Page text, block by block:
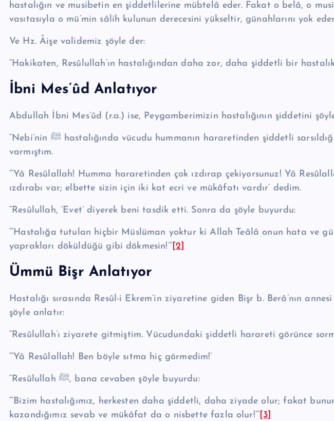
hastalığın ve musibetin en şiddetlilerine mübtelâ eder. Fakat o belâ, o
vasıtasıyla o mü’min sâlih kulunun derecesini yükseltir, günahlarını yok
Ve Hz. Âişe validemiz şöyle der:
“Hakikaten, Re­sû­lul­lah’ın hastalığından daha zor, daha şiddetli bir
İbni Mes’ûd Anlatıyor
Abdullah İbni Mes’ûd (r.a.) ise, Pey­gam­be­ri­mizin hastalığının şiddetini
“Nebi’nin ﷺ hastalığında vücudu hummanın hararetinden şiddetli sar­­sıldığı sırada huzuruna
varmıştım.
“‘Yâ Re­sû­lal­lah! Humma hararetinden çok ızdırap çekiyorsunuz! Yâ
ızdırabı var; elbette sizin için iki kat ecri ve mükâ­fatı vardır’ dedim.
“Re­sû­lul­lah, ‘Evet’ diyerek beni tasdik etti. Sonra da şöyle buyurdu:
“‘Hastalığa tutulan hiçbir Müslüman yoktur ki Allah Teâlâ onun hata ve
yaprakları döküldüğü gibi dökmesin!’”[2]
Ümmü Bişr Anlatıyor
Hastalığı sırasında Resûl-i Ekrem’in ziyaretine giden Bişr b. Berâ’nın
şöyle anlatır:
“Re­sû­lul­lah’ı ziyarete gitmiştim. Vücudundaki şiddetli harareti görünce
“‘Yâ Re­sû­lal­lah! Ben böyle sıtma hiç görmedim!’
“Re­sû­lul­lah ﷺ, bana cevaben şöyle buyurdu:
“‘Bizim hastalığımız, herkesten daha şiddetli, daha ziyade olur; fakat
kazandığımız sevab ve mükâfat da o nis­bet­te fazla olur!’” [3]